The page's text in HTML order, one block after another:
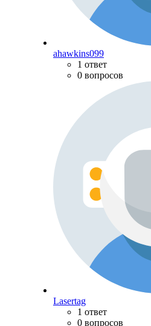
ahawkins099
1 ответ
0 вопросов
Lasertag
1 ответ
0 вопросов